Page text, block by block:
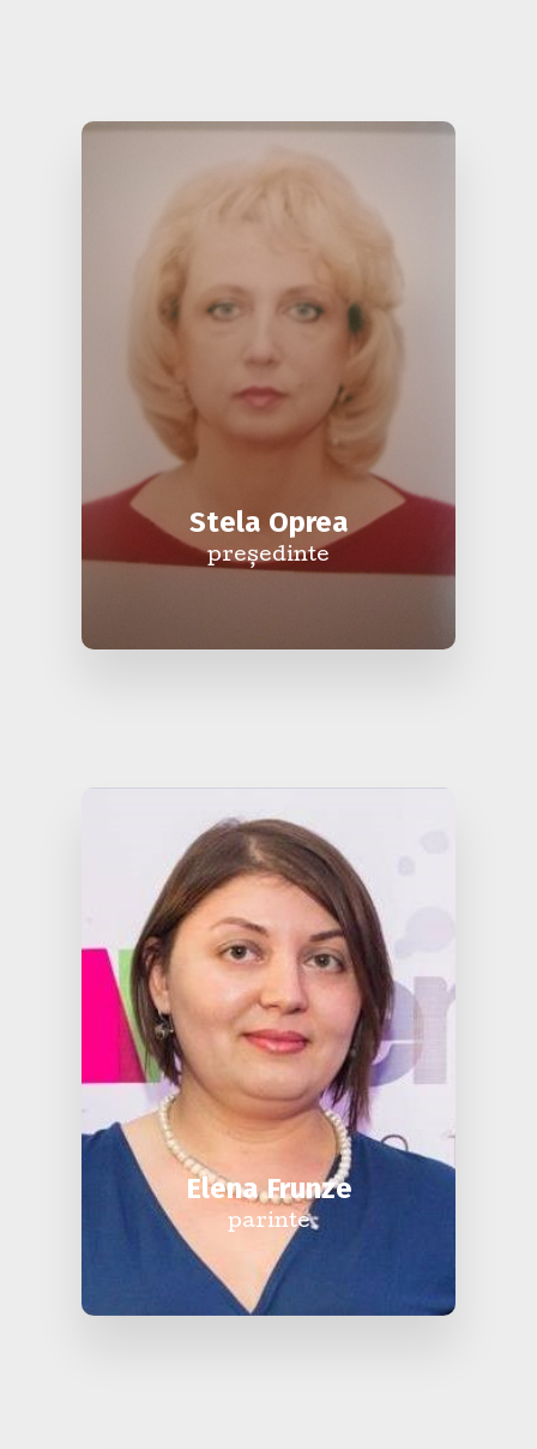
Stela Oprea
președinte
Elena Frunze
parinte